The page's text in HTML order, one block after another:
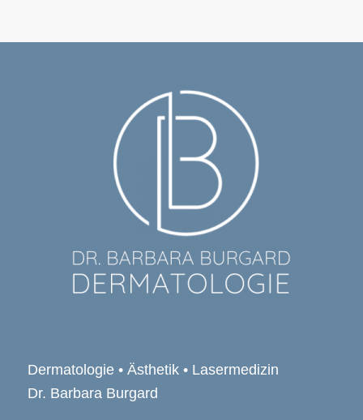
Dermatologie • Ästhetik • Lasermedizin
Dr. Barbara Burgard